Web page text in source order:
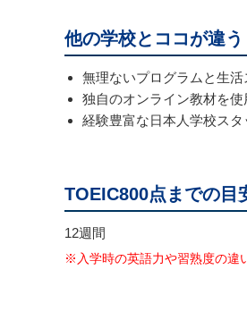
他の学校とココが違
無理ないプログラムと生
独自のオンライン教材を
経験豊富な日本人学校スタ
TOEIC800点までの目
12週間
※入学時の英語力や習熟度の違